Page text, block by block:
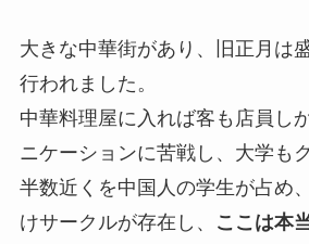
大きな中華街があり、旧正月は
行われました。
中華料理屋に入れば客も店員し
ニケーションに苦戦し、大学も
半数近くを中国人の学生が占め
けサークルが存在し、
ここは本